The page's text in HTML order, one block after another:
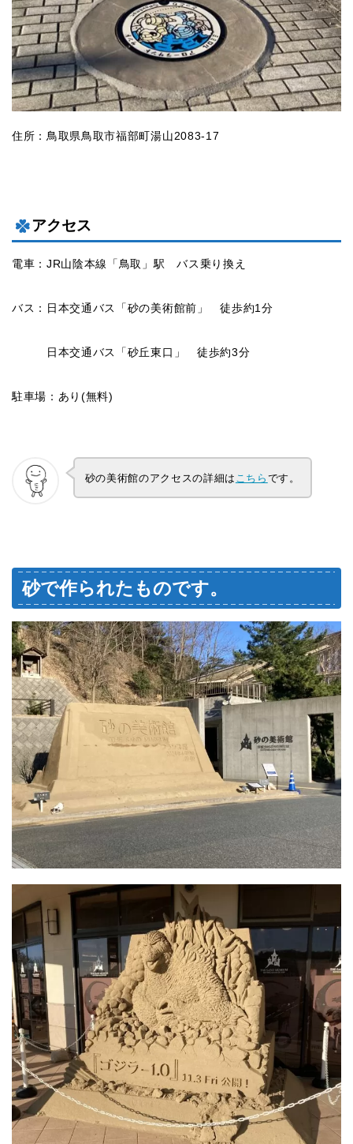
住所：鳥取県鳥取市福部町湯山2083-17
アクセス
電車：JR山陰本線「鳥取」駅 バス乗り換え
バス：日本交通バス「砂の美術館前」 徒歩約1分
日本交通バス「砂丘東口」 徒歩約3分
駐車場：あり(無料)
砂の美術館のアクセスの詳細は こちら です。
砂で作られたものです。